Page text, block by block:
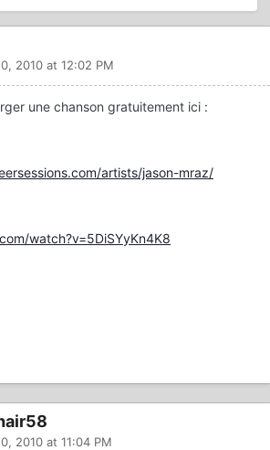
2010 at 12:02 PM
une chanson gratuitement ici :
artists/jason-mraz/
watch?v=5DiSYyKn4K8
2010 at 11:04 PM